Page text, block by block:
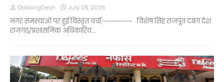
DabangDesh July 05, 2026
नगर समस्याओं पर हुई विस्तृत चर्चा,---------- विशेष सिंह राजपूत दबंग देश
राजगढ़/प्रशासनिक अधिकारिय…